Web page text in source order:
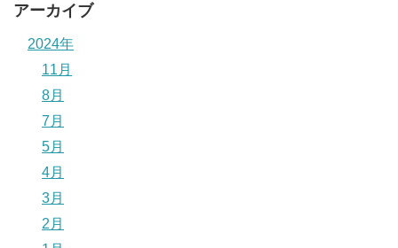
アーカイブ
2024年
11月
8月
7月
5月
4月
3月
2月